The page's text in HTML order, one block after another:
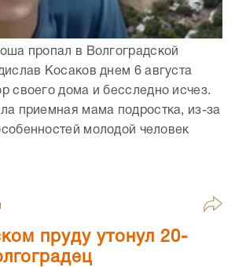
пропал в Волгоградской
Косаков днем 6 августа
своего дома и бесследно исчез.
приемная мама подростка, из-за
молодой человек
пруду утонул 20-